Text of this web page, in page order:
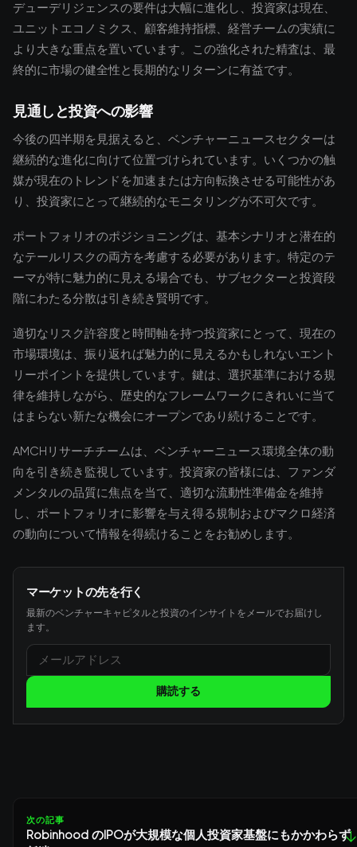
デューデリジェンスの要件は大幅に進化し、投資家は現在、
ユニットエコノミクス、顧客維持指標、経営チームの実績に
より大きな重点を置いています。この強化された精査は、最
終的に市場の健全性と長期的なリターンに有益です。
見通しと投資への影響
今後の四半期を見据えると、ベンチャーニュースセクターは
継続的な進化に向けて位置づけられています。いくつかの触
媒が現在のトレンドを加速または方向転換させる可能性があ
り、投資家にとって継続的なモニタリングが不可欠です。
ポートフォリオのポジショニングは、基本シナリオと潜在的
なテールリスクの両方を考慮する必要があります。特定のテ
ーマが特に魅力的に見える場合でも、サブセクターと投資段
階にわたる分散は引き続き賢明です。
適切なリスク許容度と時間軸を持つ投資家にとって、現在の
市場環境は、振り返れば魅力的に見えるかもしれないエント
リーポイントを提供しています。鍵は、選択基準における規
律を維持しながら、歴史的なフレームワークにきれいに当て
はまらない新たな機会にオープンであり続けることです。
AMCHリサーチチームは、ベンチャーニュース環境全体の動
向を引き続き監視しています。投資家の皆様には、ファンダ
メンタルの品質に焦点を当て、適切な流動性準備金を維持
し、ポートフォリオに影響を与え得る規制およびマクロ経済
の動向について情報を得続けることをお勧めします。
マーケットの先を行く
最新のベンチャーキャピタルと投資のインサイトをメールでお届けし
ます。
購読する
次の記事
Robinhood のIPOが大規模な個人投資家基盤にもかかわらず↓